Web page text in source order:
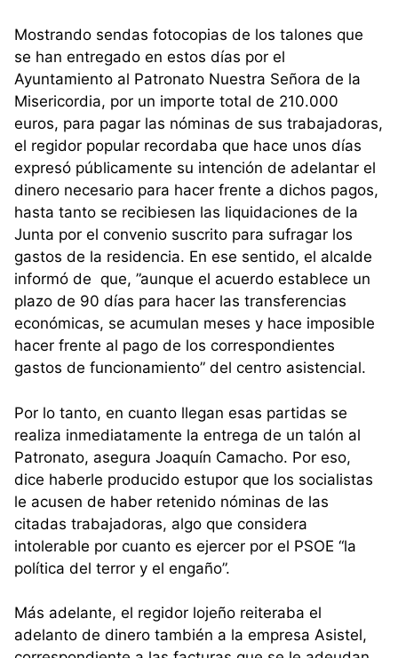
Mostrando sendas fotocopias de los talones que
se han entregado en estos días por el
Ayuntamiento al Patronato Nuestra Señora de la
Misericordia, por un importe total de 210.000
euros, para pagar las nóminas de sus trabajadoras,
el regidor popular recordaba que hace unos días
expresó públicamente su intención de adelantar el
dinero necesario para hacer frente a dichos pagos,
hasta tanto se recibiesen las liquidaciones de la
Junta por el convenio suscrito para sufragar los
gastos de la residencia. En ese sentido, el alcalde
informó de que, ”aunque el acuerdo establece un
plazo de 90 días para hacer las transferencias
económicas, se acumulan meses y hace imposible
hacer frente al pago de los correspondientes
gastos de funcionamiento” del centro asistencial.
Por lo tanto, en cuanto llegan esas partidas se
realiza inmediatamente la entrega de un talón al
Patronato, asegura Joaquín Camacho. Por eso,
dice haberle producido estupor que los socialistas
le acusen de haber retenido nóminas de las
citadas trabajadoras, algo que considera
intolerable por cuanto es ejercer por el PSOE “la
política del terror y el engaño”.
Más adelante, el regidor lojeño reiteraba el
adelanto de dinero también a la empresa Asistel,